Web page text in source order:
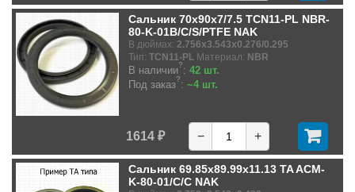
Сальник 70x90x7/7.5 TCN11-PL NBR-
80-K-01B/C/S/PTFE NAK
В дюймах: 2.756x3.543x0.276/0.295
Тип: TCN11-PL Материал: NBR
В наличии?: 42 шт.
Под заказ?: ~4 шт.
1614 ₽ − +
Сальник 69.85x89.99x11.13 TA ACM-
K-80-01/C/C NAK